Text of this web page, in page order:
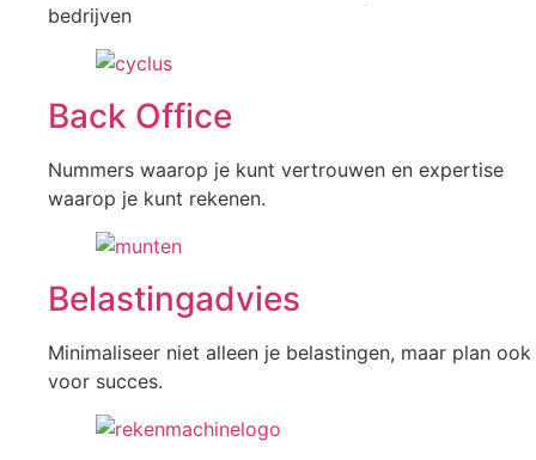
bedrijven
Back Office
Nummers waarop je kunt vertrouwen en expertise
waarop je kunt rekenen.
Belastingadvies
Minimaliseer niet alleen je belastingen, maar plan ook
voor succes.